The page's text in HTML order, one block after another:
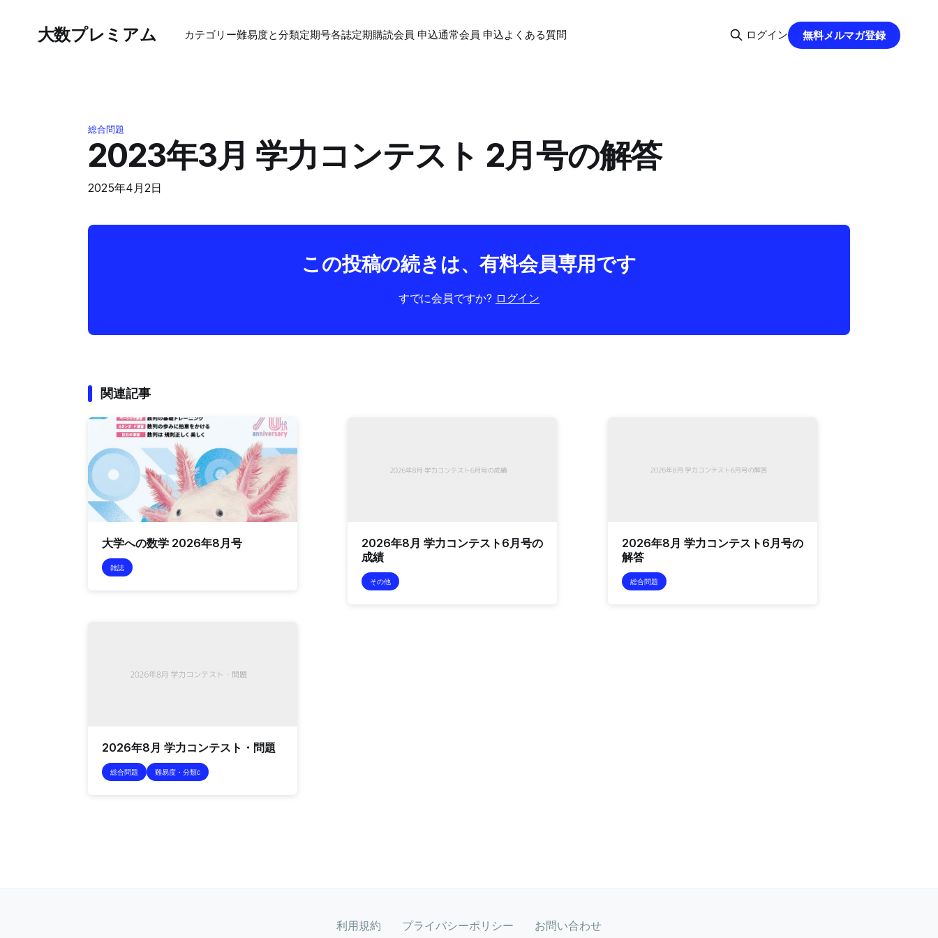
大数プレミアム カテゴリー難易度と分類定期号各誌定期購読会員 申込通常会員 申込よくある質問 ログイン 無料メルマガ登録
総合問題
2023年3月 学力コンテスト 2月号の解答
2025年4月2日
この投稿の続きは、有料会員専用です
すでに会員ですか? ログイン
関連記事
大学への数学 2026年8月号
雑誌
2026年8月 学力コンテスト6月号の
成績
その他
2026年8月 学力コンテスト6月号の
解答
総合問題
2026年8月 学力コンテスト・問題
総合問題 難易度・分類c
利用規約 プライバシーポリシー お問い合わせ